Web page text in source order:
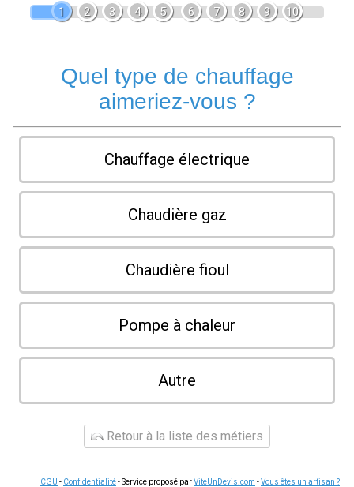
1 2 3 4 5 6 7 8 9 10
Quel type de chauffage
aimeriez-vous ?
Chauffage électrique
Chaudière gaz
Chaudière fioul
Pompe à chaleur
Autre
Retour à la liste des métiers
CGU - Confidentialité- Service proposé parViteUnDevis.com -Vous êtes un artisan ?